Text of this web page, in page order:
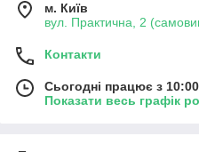
м. Київ
вул. Практична, 2
Контакти
Сьогодні працює з
Показати весь графік